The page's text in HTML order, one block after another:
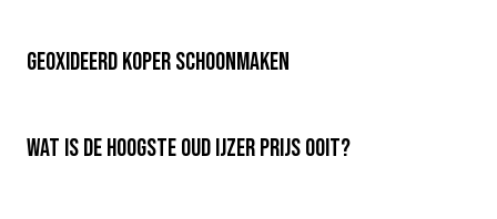
Geoxideerd koper schoonmaken
Wat is de hoogste oud ijzer prijs ooit?